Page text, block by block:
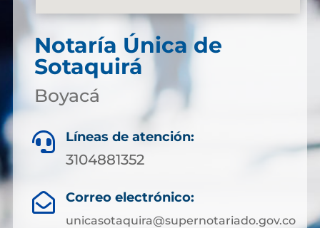
Notaría Única de
Sotaquirá
Boyacá
 Líneas de atención:
3104881352
 Correo electrónico:
unicasotaquira@supernotariado.gov.co